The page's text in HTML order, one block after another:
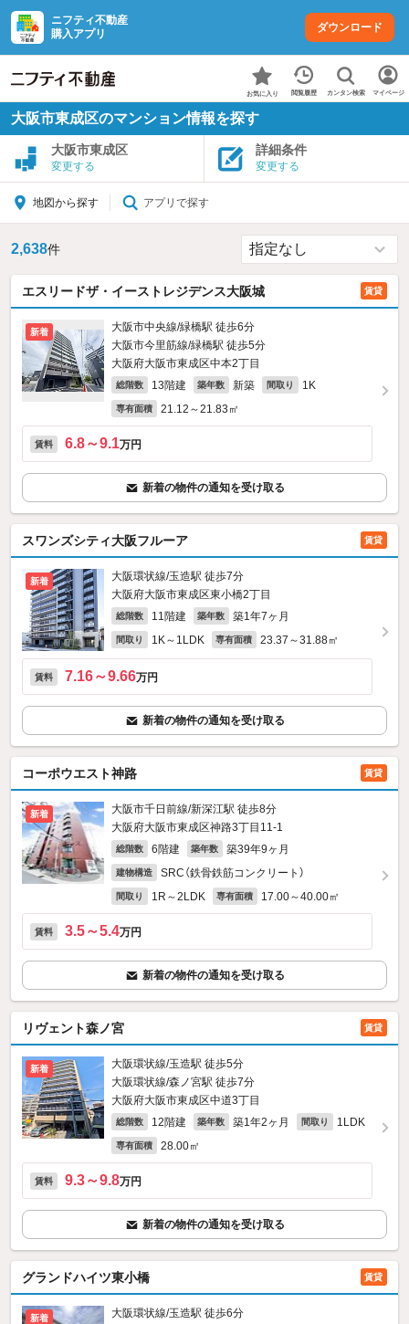
ニフティ不動産
購入アプリ
ダウンロード
お気に入り 閲覧履歴 カンタン検索 マイページ
大阪市東成区のマンション情報を探す
大阪市東成区
変更する
詳細条件
変更する
地図から探す アプリで探す
2,638件
エスリードザ・イーストレジデンス大阪城 賃貸
新着
大阪市中央線/緑橋駅 徒歩6分
大阪市今里筋線/緑橋駅 徒歩5分
大阪府大阪市東成区中本2丁目
総階数 13階建 築年数 新築 間取り 1K
専有面積 21.12～21.83㎡
賃料 6.8～9.1万円
新着の物件の通知を受け取る
スワンズシティ大阪フルーア 賃貸
新着
大阪環状線/玉造駅 徒歩7分
大阪府大阪市東成区東小橋2丁目
総階数 11階建 築年数 築1年7ヶ月
間取り 1K～1LDK 専有面積 23.37～31.88㎡
賃料 7.16～9.66万円
新着の物件の通知を受け取る
コーポウエスト神路 賃貸
新着
大阪市千日前線/新深江駅 徒歩8分
大阪府大阪市東成区神路3丁目11-1
総階数 6階建 築年数 築39年9ヶ月
建物構造 SRC（鉄骨鉄筋コンクリート）
間取り 1R～2LDK 専有面積 17.00～40.00㎡
賃料 3.5～5.4万円
新着の物件の通知を受け取る
リヴェント森ノ宮 賃貸
新着
大阪環状線/玉造駅 徒歩5分
大阪環状線/森ノ宮駅 徒歩7分
大阪府大阪市東成区中道3丁目
総階数 12階建 築年数 築1年2ヶ月 間取り 1LDK
専有面積 28.00㎡
賃料 9.3～9.8万円
新着の物件の通知を受け取る
グランドハイツ東小橋 賃貸
新着
大阪環状線/玉造駅 徒歩6分